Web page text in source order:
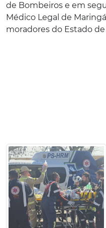
de Bombeiros e em
Médico Legal de
moradores do Estado de